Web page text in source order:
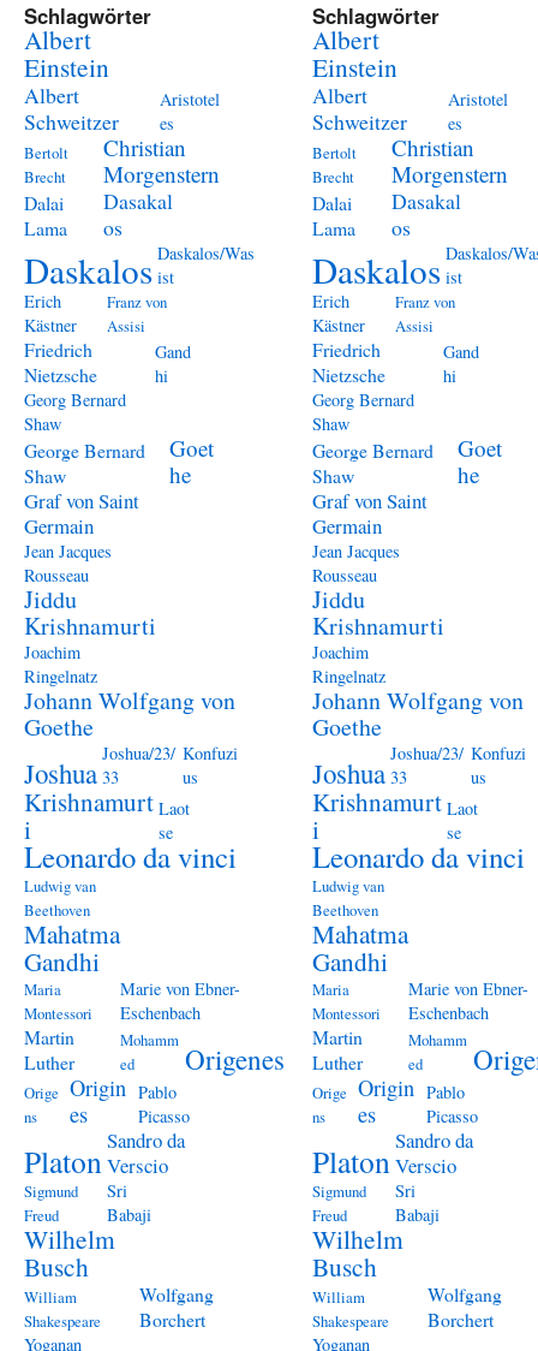
Schlagwörter
Albert
Einstein
Albert
Schweitzer
Aristotel
es
Bertolt
Brecht
Christian
Morgenstern
Dalai
Lama
Dasakal
os
Daskalos Daskalos/Was
ist
Erich
Kästner
Franz von
Assisi
Friedrich
Nietzsche
Gand
hi
Georg Bernard
Shaw
George Bernard
Shaw
Goet
he
Graf von Saint
Germain
Jean Jacques
Rousseau
Jiddu
Krishnamurti
Joachim
Ringelnatz
Johann Wolfgang von
Goethe
Joshua
Joshua/23/
33
Konfuzi
us
Krishnamurt
i
Laot
se
Leonardo da vinci
Ludwig van
Beethoven
Mahatma
Gandhi
Maria
Montessori
Marie von Ebner-
Eschenbach
Martin
Luther
Mohamm
ed
Origenes
Orige
ns
Origin
es
Pablo
Picasso
Platon
Sandro da
Verscio
Sigmund
Freud
Sri
Babaji
Wilhelm
Busch
William
Shakespeare
Wolfgang
Borchert
Yoganan
Schlagwörter
Albert
Einstein
Albert
Schweitzer
Aristotel
es
Bertolt
Brecht
Christian
Morgenstern
Dalai
Lama
Dasakal
os
Daskalos Daskalos/
ist
Erich
Kästner
Franz von
Assisi
Friedrich
Nietzsche
Gand
hi
Georg Bernard
Shaw
George Bernard
Shaw
Goet
he
Graf von Saint
Germain
Jean Jacques
Rousseau
Jiddu
Krishnamurti
Joachim
Ringelnatz
Johann Wolfgang von
Goethe
Joshua
Joshua/23/
33
Konfuzi
us
Krishnamurt
i
Laot
se
Leonardo da vinci
Ludwig van
Beethoven
Mahatma
Gandhi
Maria
Montessori
Marie von Ebner-
Eschenbach
Martin
Luther
Mohamm
ed
Orige
ns
Origin
es
Pablo
Picasso
Platon
Sandro da
Verscio
Sigmund
Freud
Sri
Babaji
Wilhelm
Busch
William
Shakespeare
Wolfgang
Borchert
Yoganan